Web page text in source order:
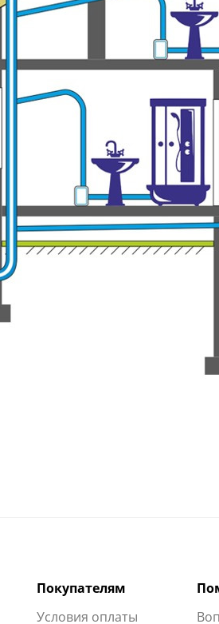
Покупателям
Условия оплаты